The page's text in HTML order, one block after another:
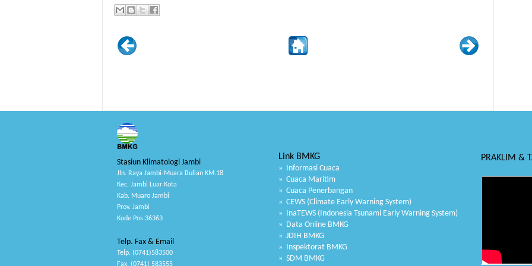
Stasiun Klimatologi Jambi
Jln. Raya Jambi-Muara Bulian KM.18
Kec. Jambi Luar Kota
Kab. Muaro Jambi
Prov. Jambi
Kode Pos 36363
Telp. Fax & Email
Telp. (0741)583500
Fax. (0741) 583555
Link BMKG
» Informasi Cuaca
» Cuaca Maritim
» Cuaca Penerbangan
» CEWS (Climate Early Warning System)
» InaTEWS (Indonesia Tsunami Early Warning System)
» Data Online BMKG
» JDIH BMKG
» Inspektorat BMKG
» SDM BMKG
PRAKLIM &